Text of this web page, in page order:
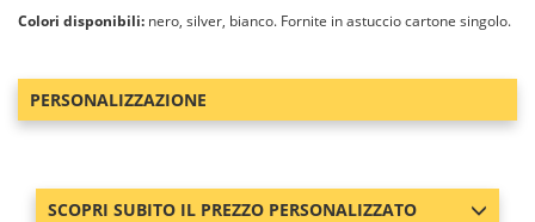
Colori disponibili: nero, silver, bianco. Fornite in astuccio cartone singolo.
PERSONALIZZAZIONE
SCOPRI SUBITO IL PREZZO PERSONALIZZATO